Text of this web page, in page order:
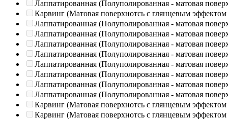
Лаппатированная (Полуполированная - матовая
Карвинг (Матовая поверхнотсь с глянцевым эффектом
Лаппатированная (Полуполированная - матовая
Лаппатированная (Полуполированная - матовая
Лаппатированная (Полуполированная - матовая
Лаппатированная (Полуполированная - матовая
Лаппатированная (Полуполированная - матовая
Лаппатированная (Полуполированная - матовая
Лаппатированная (Полуполированная - матовая
Лаппатированная (Полуполированная - матовая
Карвинг (Матовая поверхнотсь с глянцевым эффектом
Карвинг (Матовая поверхнотсь с глянцевым эффектом